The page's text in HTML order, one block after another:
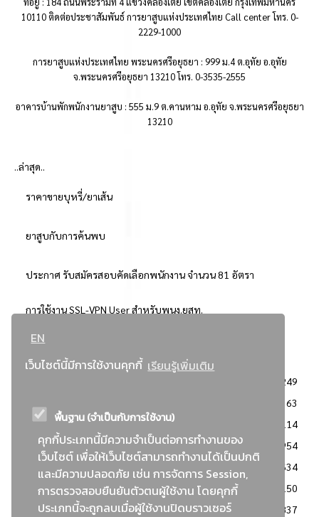
EN
เว็บไซต์นี้มีการใช้งานคุกกี้ เรียนรู้เพิ่มเติม
พื้นฐาน (จำเป็นกับการใช้งาน)
คุกกี้ประเภทนี้มีความจำเป็นต่อการทำงานของ
เว็บไซต์ เพื่อให้เว็บไซต์สามารถทำงานได้เป็นปกติ
และมีความปลอดภัย เช่น การจัดการ Session,
การตรวจสอบยืนยันตัวตนผู้ใช้งาน โดยคุกกี้
ประเภทนี้จะถูกลบเมื่อผู้ใช้งานปิดบราวเซอร์
10110 ติดต่อประชาสัมพันธ์ การยาสูบแห่งประเทศไทย Call center โทร. 0-
2229-1000
การยาสูบแห่งประเทศไทย พระนครศรีอยุธยา : 999 ม.4 ต.อุทัย อ.อุทัย
จ.พระนครศรีอยุธยา 13210 โทร. 0-3535-2555
อาคารบ้านพักพนักงานยาสูบ : 555 ม.9 ต.คานหาม อ.อุทัย จ.พระนครศรีอยุธยา
13210
..ล่าสุด..
ราคาขายบุหรี่/ยาเส้น
ยาสูบกับการค้นพบ
ประกาศ รับสมัครสอบคัดเลือกพนักงาน จำนวน 81 อัตรา
การใช้งาน SSL-VPN User สำหรับพนง.ยสท.
..ยอดนิยม..
3249
2363
: วิธีเฉพาะเจาะจง
2114
ข่าวสาร/ประกาศ
1954
: เอกสารส่งเสริมความโปร่งใสในการจัดซื้อจัดจ้าง
1634
ข่าวสารจัดซื้อจัดจ้าง
1150
: แผนการจัดซื้อจัดจ้าง
837